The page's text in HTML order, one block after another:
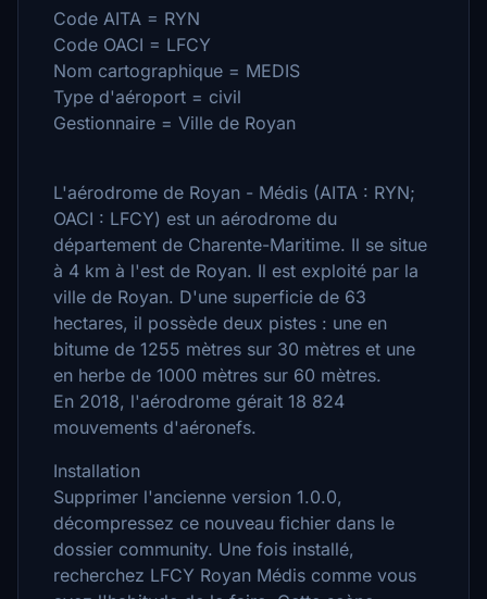
Code AITA = RYN
Code OACI = LFCY
Nom cartographique = MEDIS
Type d'aéroport = civil
Gestionnaire = Ville de Royan
L'aérodrome de Royan - Médis (AITA : RYN;
OACI : LFCY) est un aérodrome du
département de Charente-Maritime. Il se situe
à 4 km à l'est de Royan. Il est exploité par la
ville de Royan. D'une superficie de 63
hectares, il possède deux pistes : une en
bitume de 1255 mètres sur 30 mètres et une
en herbe de 1000 mètres sur 60 mètres.
En 2018, l'aérodrome gérait 18 824
mouvements d'aéronefs.
Installation
Supprimer l'ancienne version 1.0.0,
décompressez ce nouveau fichier dans le
dossier community. Une fois installé,
recherchez LFCY Royan Médis comme vous